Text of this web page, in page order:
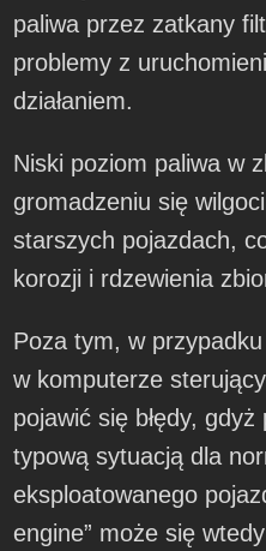
paliwa przez zatkany
problemy z
działaniem.
Niski poziom paliwa w
gromadzeniu się
starszych pojazdach,
korozji i rdzewienia
Poza tym, w
w komputerze
pojawić się błędy,
typową sytuacją dla
eksploatowanego
engine” może się